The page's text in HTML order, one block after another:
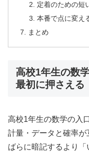
定着のための短
本番で点に変え
まとめ
高校1年生の数
最初に押さえる
高校1年生の数学の入
計量・データと確率
ばらに暗記するより